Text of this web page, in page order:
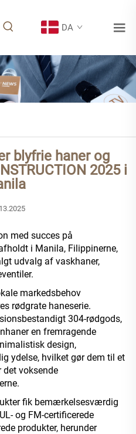
DA
blyfrie haner og
2025 i
med succes på
i Manila, Filippinerne,
udvalg af vaskhaner,
markedsbehov
rødgrate haneserie.
304-rødgods,
en fremragende
design,
ydelse, hvilket gør dem til et
voksende
fik bemærkelsesværdig
og FM-certificerede
produkter, herunder